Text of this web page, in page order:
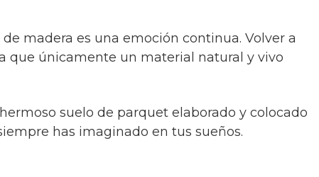
madera es una emoción continua. Volver a
que únicamente un material natural y vivo
suelo de parquet elaborado y colocado
has imaginado en tus sueños.